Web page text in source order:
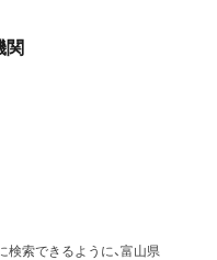
関
検索できるように、富山県